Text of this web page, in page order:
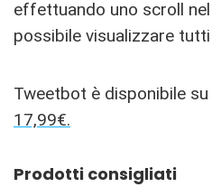
effettuando uno scroll
possibile visualizzare
Tweetbot è disponibile
17,99€.
Prodotti consigliati